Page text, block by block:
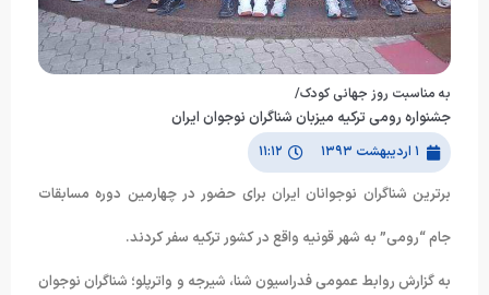
به مناسبت روز جهانی کودک/
جشنواره رومی ترکیه میزبان شناگران نوجوان ایران
۱۱:۱۲
برترین شناگران نوجوانان ایران برای حضور در چهارمین دوره مسابقات
جام “رومی” به شهر قونیه واقع در کشور ترکیه سفر کردند.
به گزارش روابط عمومی فدراسیون شنا، شیرجه و واترپلو؛ شناگران نوجوان